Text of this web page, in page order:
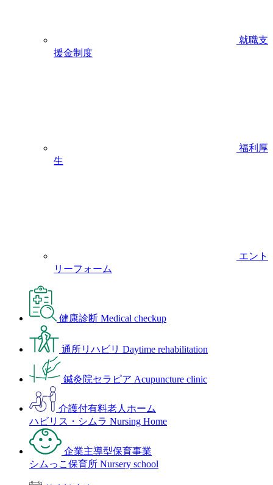
就職支
援金制度
福利厚
生
エント
リーフォーム
健康診断 Medical checkup
通所リハビリ Daytime rehabilitation
鍼灸院セラピア Acupuncture clinic
介護付有料老人ホーム
ハビリス・シムラ Nursing Home
企業主導型保育事業
シムっこ保育所 Nursery school